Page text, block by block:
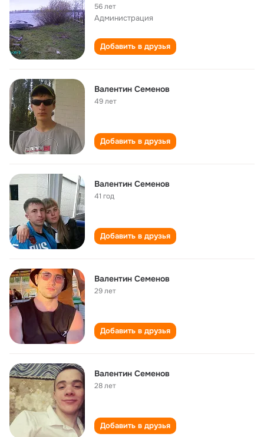
56 лет
Администрация
Добавить в друзья
Валентин Семенов
49 лет
Добавить в друзья
Валентин Семенов
41 год
Добавить в друзья
Валентин Семенов
29 лет
Добавить в друзья
Валентин Семенов
28 лет
Добавить в друзья